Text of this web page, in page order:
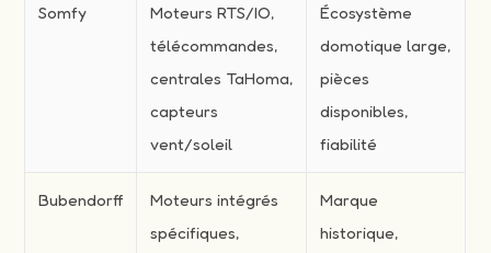
Somfy
Moteurs RTS/IO,
télécommandes,
centrales TaHoma,
capteurs
vent/soleil
Écosystème
domotique large,
pièces
disponibles,
fiabilité
Bubendorff
Moteurs intégrés
spécifiques,
Marque
historique,